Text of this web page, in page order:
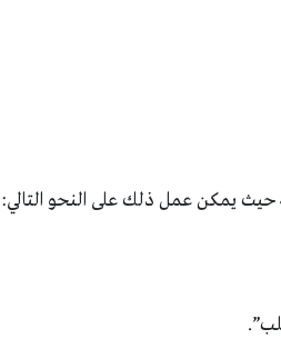
حيث يمكن عمل ذلك على النحو التالي: